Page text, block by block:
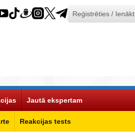
Reģistrēties / Ienākt
Reakcijas tests
Jautā ekspertam